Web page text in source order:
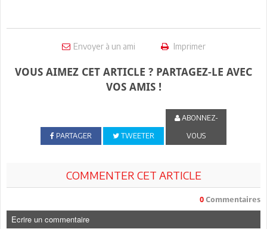
Envoyer à un ami Imprimer
VOUS AIMEZ CET ARTICLE ? PARTAGEZ-LE AVEC
VOS AMIS !
PARTAGER TWEETER
ABONNEZ-
VOUS
COMMENTER CET ARTICLE
0 Commentaires
Ecrire un commentaire